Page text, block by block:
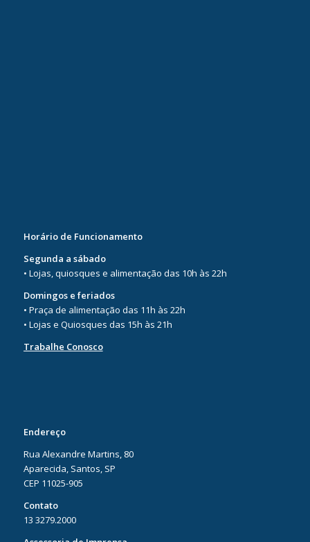
Horário de Funcionamento
Segunda a sábado
• Lojas, quiosques e alimentação das 10h às 22h
Domingos e feriados
• Praça de alimentação das 11h às 22h
• Lojas e Quiosques das 15h às 21h
Trabalhe Conosco
Endereço
Rua Alexandre Martins, 80
Aparecida, Santos, SP
CEP 11025-905
Contato
13 3279.2000